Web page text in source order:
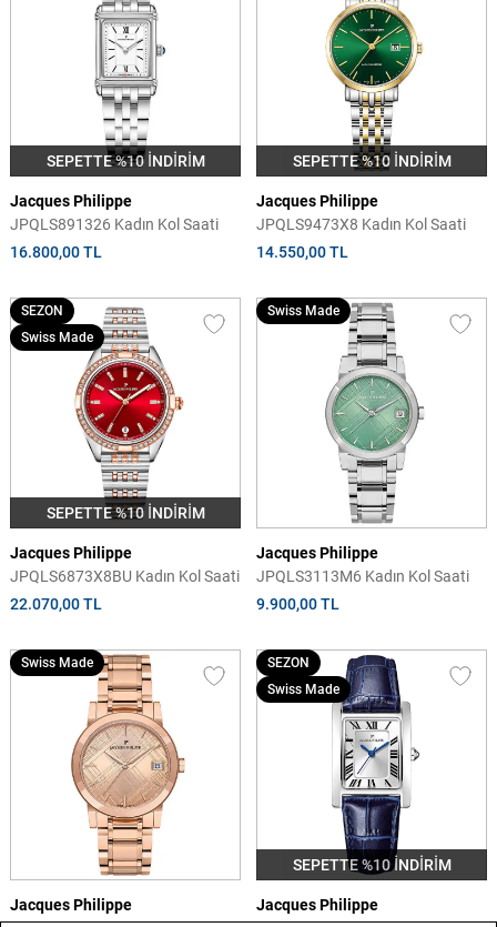
SEPETTE %10 İNDİRİM
Jacques Philippe
JPQLS891326 Kadın Kol Saati
16.800,00 TL
SEPETTE %10 İNDİRİM
Jacques Philippe
JPQLS9473X8 Kadın Kol Saati
14.550,00 TL
SEPETTE %10 İNDİRİM
SEZON
Swiss Made
Jacques Philippe
JPQLS6873X8BU Kadın Kol Saati
22.070,00 TL
Swiss Made
Jacques Philippe
JPQLS3113M6 Kadın Kol Saati
9.900,00 TL
Swiss Made
Jacques Philippe
SEPETTE %10 İNDİRİM
SEZON
Swiss Made
Jacques Philippe